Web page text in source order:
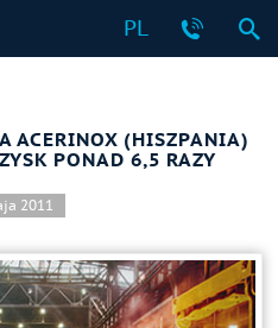
PL
ACERINOX (HISZPANIA)
PONAD 6,5 RAZY
2011